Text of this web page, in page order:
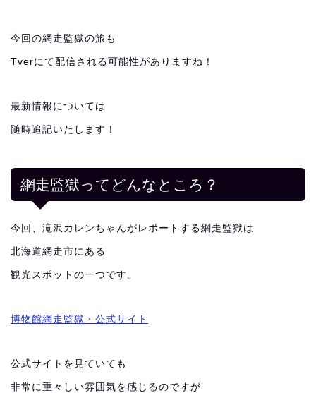
今回の網走監獄の旅も
Tverにて配信される可能性がありますね！
最新情報については
随時追記いたします！
網走監獄ってどんなところ？
今回、滝沢カレンちゃんがレポートする網走監獄は
北海道網走市にある
観光スポットの一つです。
博物館網走監獄・公式サイト
公式サイトを見ていても
非常に重々しい雰囲気を感じるのですが